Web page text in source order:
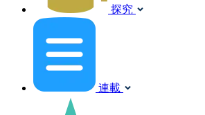
探究
連載